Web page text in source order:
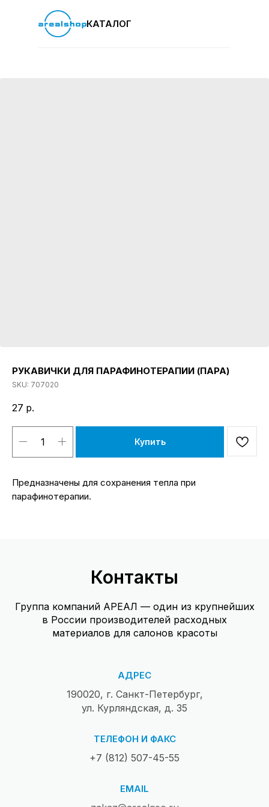
КАТАЛОГ
РУКАВИЧКИ ДЛЯ ПАРАФИНОТЕРАПИИ (ПАРА)
SKU: 707020
27 р.
Купить
Предназначены для сохранения тепла при
парафинотерапии.
Контакты
Группа компаний АРЕАЛ — один из крупнейших
в России производителей расходных
материалов для салонов красоты
АДРЕС
190020, г. Санкт-Петербург,
ул. Курляндская, д. 35
ТЕЛЕФОН И ФАКС
+7 (812) 507-45-55
EMAIL